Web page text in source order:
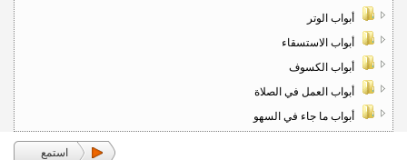
أبواب الوتر
أبواب الاستسقاء
أبواب الكسوف
أبواب العمل في الصلاة
أبواب ما جاء في السهو
استمع